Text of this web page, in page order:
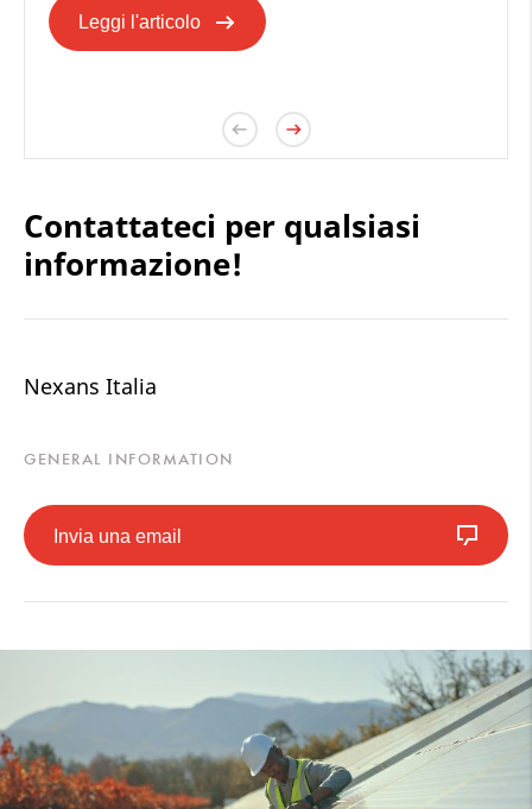
Leggi l'articolo
Contattateci per qualsiasi
informazione!
Nexans Italia
GENERAL INFORMATION
Invia una email